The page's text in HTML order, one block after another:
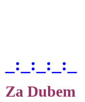
_:_:_:_:_
Za Dubem